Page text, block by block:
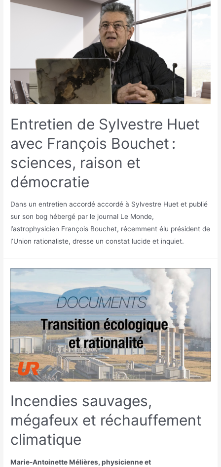
Entretien de Sylvestre Huet
avec François Bouchet :
sciences, raison et
démocratie
Dans un entretien accordé accordé à Sylvestre Huet et publié
sur son bog hébergé par le journal Le Monde,
l’astrophysicien François Bouchet, récemment élu président de
l’Union rationaliste, dresse un constat lucide et inquiet.
Incendies sauvages,
mégafeux et réchauffement
climatique
Marie-Antoinette Mélières, physicienne et